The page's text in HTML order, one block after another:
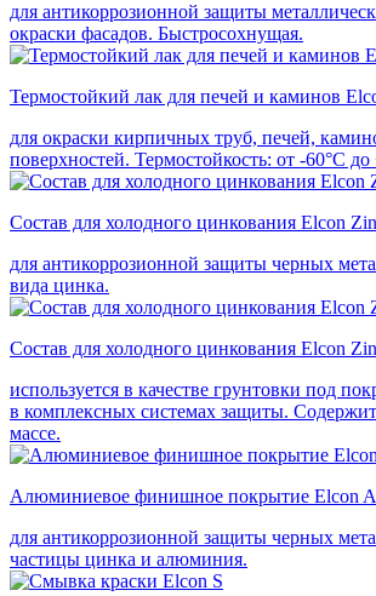
для антикоррозионной защиты
окраски фасадов. Быстросохнущая.
Термостойкий лак для печей и каминов
для окраски кирпичных труб, печей,
поверхностей. Термостойкость: от -60°С до
Состав для холодного цинкования Elcon
для антикоррозионной защиты черных
вида цинка.
Состав для холодного цинкования Elcon
используется в качестве грунтовки под
в комплексных системах защиты.
массе.
Алюминиевое финишное покрытие Elcon
для антикоррозионной защиты черных
частицы цинка и алюминия.